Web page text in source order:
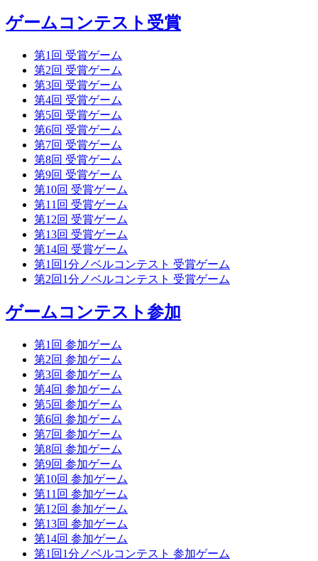
ゲームコンテスト受賞
第1回 受賞ゲーム
第2回 受賞ゲーム
第3回 受賞ゲーム
第4回 受賞ゲーム
第5回 受賞ゲーム
第6回 受賞ゲーム
第7回 受賞ゲーム
第8回 受賞ゲーム
第9回 受賞ゲーム
第10回 受賞ゲーム
第11回 受賞ゲーム
第12回 受賞ゲーム
第13回 受賞ゲーム
第14回 受賞ゲーム
第1回1分ノベルコンテスト 受賞ゲーム
第2回1分ノベルコンテスト 受賞ゲーム
ゲームコンテスト参加
第1回 参加ゲーム
第2回 参加ゲーム
第3回 参加ゲーム
第4回 参加ゲーム
第5回 参加ゲーム
第6回 参加ゲーム
第7回 参加ゲーム
第8回 参加ゲーム
第9回 参加ゲーム
第10回 参加ゲーム
第11回 参加ゲーム
第12回 参加ゲーム
第13回 参加ゲーム
第14回 参加ゲーム
第1回1分ノベルコンテスト 参加ゲーム